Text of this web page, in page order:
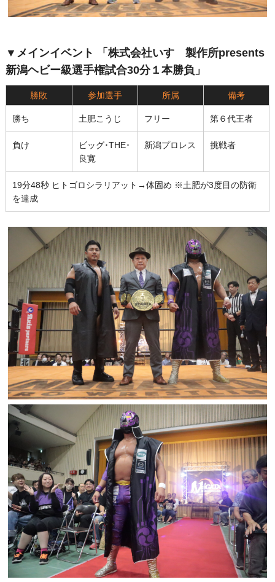
▼メインイベント 「株式会社いすゞ製作所presents
新潟ヘビー級選手権試合30分１本勝負」
勝敗 参加選手 所属 備考
勝ち 土肥こうじ フリー 第６代王者
負け
ビッグ･THE･
良寛
新潟プロレス 挑戦者
19分48秒 ヒトゴロシラリアット→体固め ※土肥が3度目の防衛
を達成